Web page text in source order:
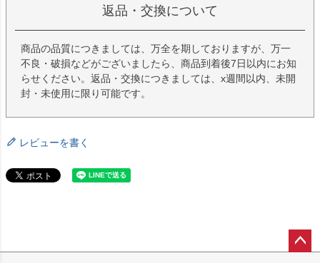
返品・交換について
商品の品質につきましては、万全を期しておりますが、万一
不良・破損などがございましたら、商品到着後7日以内にお知
らせください。返品・交換につきましては、x週間以内、未開
封・未使用に限り可能です。
レビューを書く